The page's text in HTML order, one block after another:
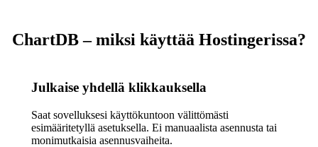
ChartDB – miksi käyttää Hostingerissa?
Julkaise yhdellä klikkauksella
Saat sovelluksesi käyttökuntoon välittömästi
esimääritetyllä asetuksella. Ei manuaalista asennusta tai
monimutkaisia asennusvaiheita.